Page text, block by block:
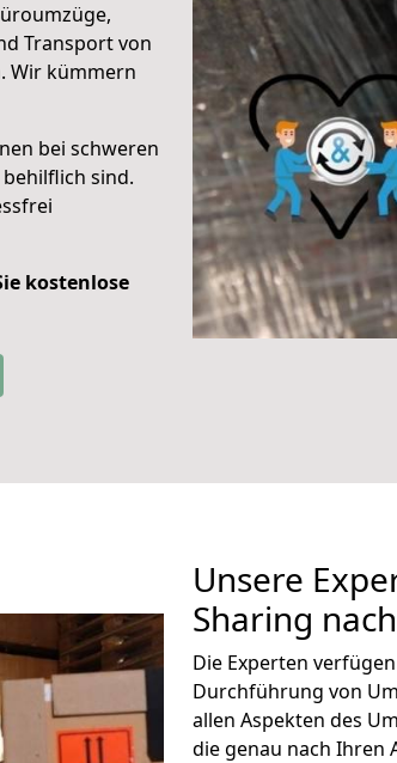
Transport von
Wir kümmern
bei schweren
behilflich sind.
kostenlose
Unsere
Sharing
Die Experten
Durchführung von
allen Aspekten des
die genau nach Ihren